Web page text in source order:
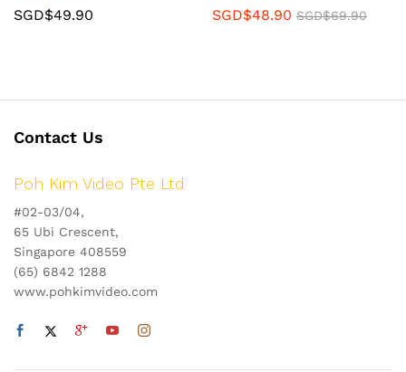
SGD$49.90 SGD$48.90 SGD$69.90
Contact Us
Poh Kim Video Pte Ltd
#02-03/04,
65 Ubi Crescent,
Singapore 408559
(65) 6842 1288
www.pohkimvideo.com